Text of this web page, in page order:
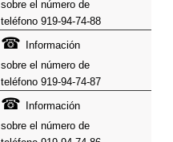
sobre el número de
teléfono 919-94-74-88
☎ Información
sobre el número de
teléfono 919-94-74-87
☎ Información
sobre el número de